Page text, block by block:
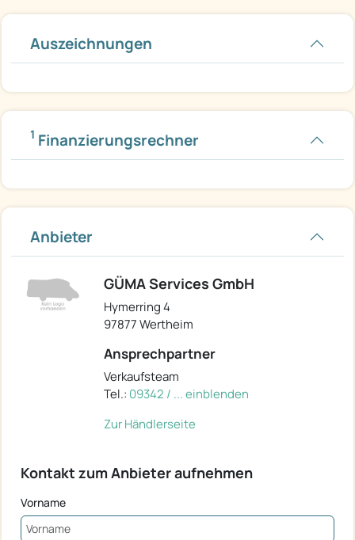
Auszeichnungen
1 Finanzierungsrechner
Anbieter
GÜMA Services GmbH
Hymerring 4
97877 Wertheim
Ansprechpartner
Verkaufsteam
Tel.: 09342 / ... einblenden
Zur Händlerseite
Kontakt zum Anbieter aufnehmen
Vorname